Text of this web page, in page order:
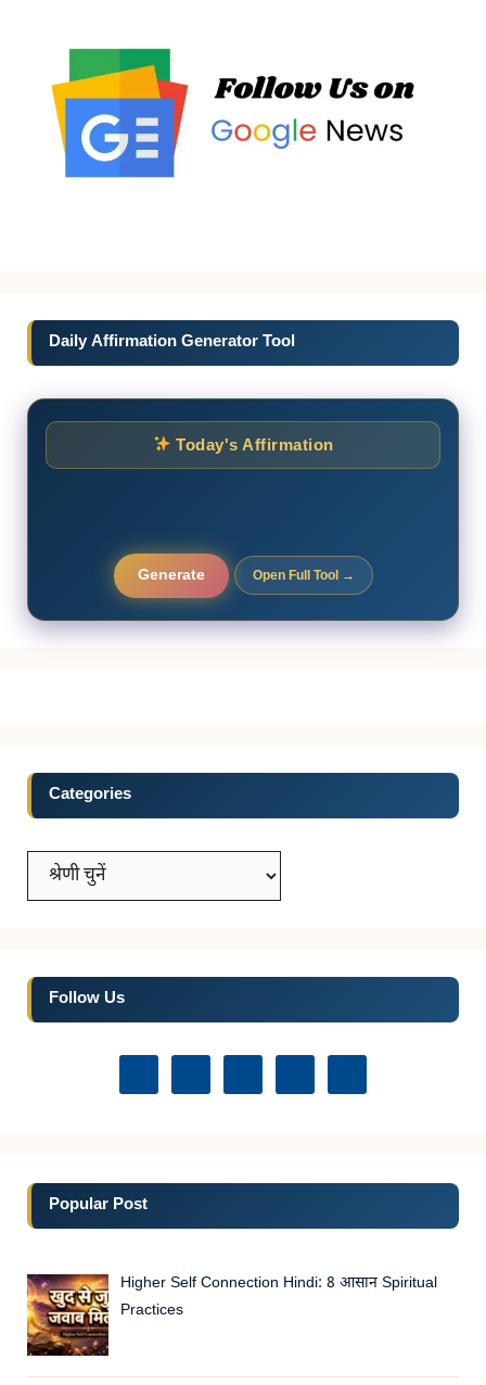
Daily Affirmation Generator Tool
Today's Affirmation
Generate Open Full Tool →
Categories
Categories
Follow Us
Popular Post
Higher Self Connection Hindi: 8 आसान Spiritual
Practices